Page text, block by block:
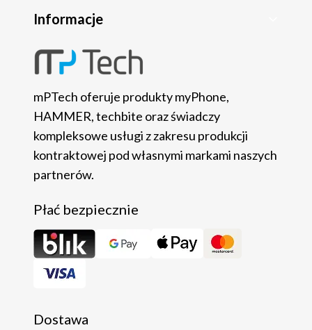
Informacje
mPTech oferuje produkty myPhone,
HAMMER, techbite oraz świadczy
kompleksowe usługi z zakresu produkcji
kontraktowej pod własnymi markami naszych
partnerów.
Płać bezpiecznie
Dostawa